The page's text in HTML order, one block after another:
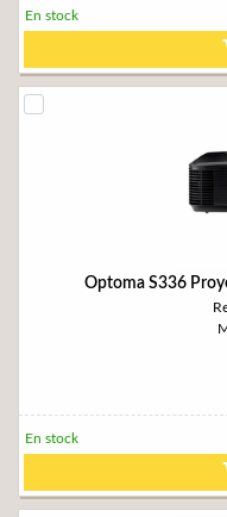
En stock
Optoma S336
En stock